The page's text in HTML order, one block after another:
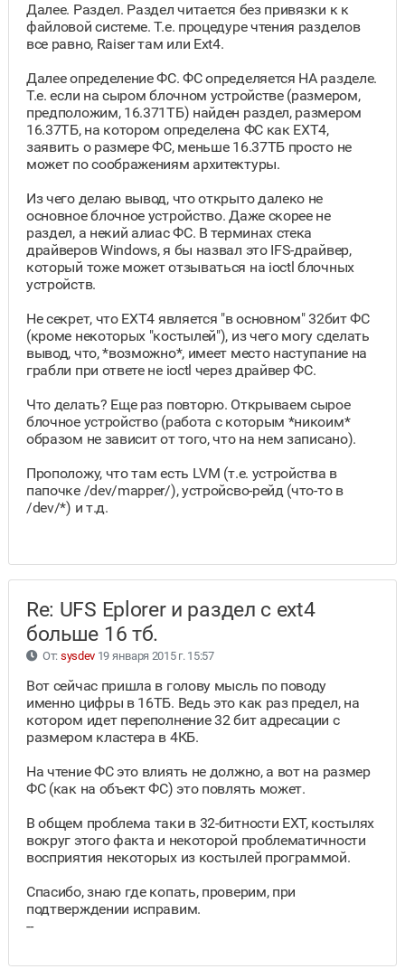
Далее. Раздел. Раздел читается без привязки к к
файловой системе. Т.е. процедуре чтения разделов
все равно, Raiser там или Ext4.
Далее определение ФС. ФС определяется НА разделе.
Т.е. если на сыром блочном устройстве (размером,
предположим, 16.371ТБ) найден раздел, размером
16.37ТБ, на котором определена ФС как EXT4,
заявить о размере ФС, меньше 16.37ТБ просто не
может по соображениям архитектуры.
Из чего делаю вывод, что открыто далеко не
основное блочное устройство. Даже скорее не
раздел, а некий алиас ФС. В терминах стека
драйверов Windows, я бы назвал это IFS-драйвер,
который тоже может отзываться на ioctl блочных
устройств.
Не секрет, что EXT4 является "в основном" 32бит ФС
(кроме некоторых "костылей"), из чего могу сделать
вывод, что, *возможно*, имеет место наступание на
грабли при ответе не ioctl через драйвер ФС.
Что делать? Еще раз повторю. Открываем сырое
блочное устройство (работа с которым *никоим*
образом не зависит от того, что на нем записано).
Проположу, что там есть LVM (т.е. устройства в
папочке /dev/mapper/), устройсво-рейд (что-то в
/dev/*) и т.д.
Re: UFS Eplorer и раздел с ext4
больше 16 тб.
От: sysdev 19 января 2015 г. 15:57
Вот сейчас пришла в голову мысль по поводу
именно цифры в 16ТБ. Ведь это как раз предел, на
котором идет переполнение 32 бит адресации с
размером кластера в 4КБ.
На чтение ФС это влиять не должно, а вот на размер
ФС (как на объект ФС) это повлять может.
В общем проблема таки в 32-битности EXT, костылях
вокруг этого факта и некоторой проблематичности
восприятия некоторых из костылей программой.
Спасибо, знаю где копать, проверим, при
подтверждении исправим.
--